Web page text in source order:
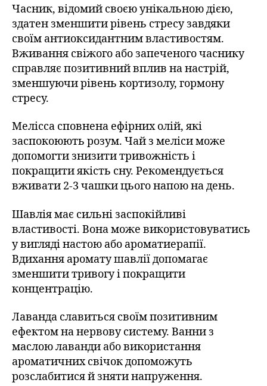
Часник, відомий своєю унікальною дією,
здатен зменшити рівень стресу завдяки
своїм антиоксидантним властивостям.
Вживання свіжого або запеченого часнику
справляє позитивний вплив на настрій,
зменшуючи рівень кортизолу, гормону
стресу.
Мелісса сповнена ефірних олій, які
заспокоюють розум. Чай з меліси може
допомогти знизити тривожність і
покращити якість сну. Рекомендується
вживати 2-3 чашки цього напою на день.
Шавлія має сильні заспокійливі
властивості. Вона може використовуватись
у вигляді настою або ароматиерапії.
Вдихання аромату шавлії допомагає
зменшити тривогу і покращити
концентрацію.
Лаванда славиться своїм позитивним
ефектом на нервову систему. Ванни з
маслою лаванди або використання
ароматичних свічок допоможуть
розслабитися й зняти напруження.